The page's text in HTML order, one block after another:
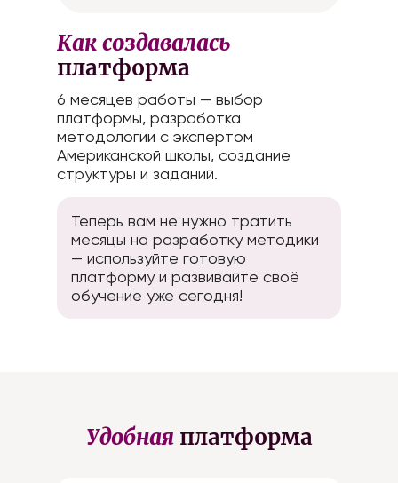
Как создавалась
платформа
6 месяцев работы — выбор
платформы, разработка
методологии с экспертом
Американской школы, создание
структуры и заданий.
Теперь вам не нужно тратить
месяцы на разработку методики
— используйте готовую
платформу и развивайте своё
обучение уже сегодня!
Удобнаяплатформа